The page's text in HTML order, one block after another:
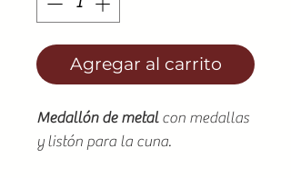
Agregar al carrito
Medallón de metalcon medallas
y listón para la cuna.